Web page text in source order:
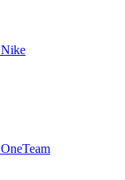
Nike
OneTeam